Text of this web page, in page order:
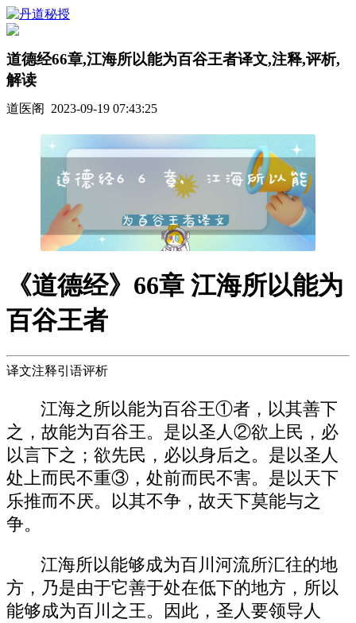
道德经66章,江海所以能为百谷王者译文,注释,评析,
解读
道医阁 2023-09-19 07:43:25
《道德经》66章 江海所以能为
百谷王者
译文注释引语评析
江海之所以能为百谷王①者，以其善下
之，故能为百谷王。是以圣人②欲上民，必
以言下之；欲先民，必以身后之。是以圣人
处上而民不重③，处前而民不害。是以天下
乐推而不厌。以其不争，故天下莫能与之
争。
江海所以能够成为百川河流所汇往的地
方，乃是由于它善于处在低下的地方，所以
能够成为百川之王。因此，圣人要领导人